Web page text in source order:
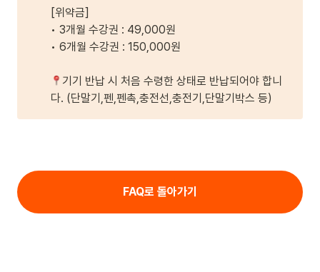
[위약금]
• 3개월 수강권 : 49,000원
• 6개월 수강권 : 150,000원
기기 반납 시 처음 수령한 상태로 반납되어야 합니
다. (단말기,펜,펜촉,충전선,충전기,단말기박스 등)
FAQ로 돌아가기